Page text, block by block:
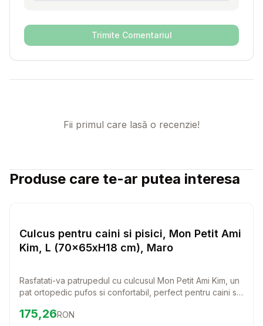
Trimite Comentariul
Fii primul care lasă o recenzie!
Produse care te-ar putea interesa
Paturi si Perne Pisici
Culcus pentru caini si pisici, Mon Petit Ami
Kim, L (70x65xH18 cm), Maro
Rasfatati-va patrupedul cu culcusul Mon Petit Ami Kim, un
pat ortopedic pufos si confortabil, perfect pentru caini si
spatiu ideal pentru odihna si relaxare, fiind alegerea
Preț: 175.26
175,26RON